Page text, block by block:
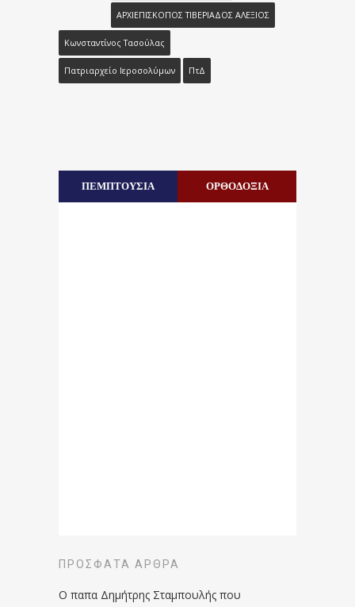
ΑΡΧΙΕΠΙΣΚΟΠΟΣ ΤΙΒΕΡΙΑΔΟΣ ΑΛΕΞΙΟΣ
Κωνσταντίνος Τασούλας
Πατριαρχείο Ιεροσολύμων ΠτΔ
ΠΕΜΠΤΟΥΣΙΑ ΟΡΘΟΔΟΞΙΑ
ΠΡΌΣΦΑΤΑ ΆΡΘΡΑ
Ο παπα Δημήτρης Σταμπουλής που